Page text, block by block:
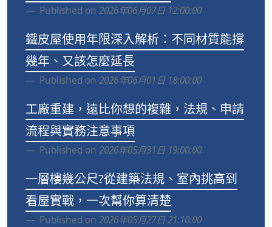
Published on 2026年06月07日 12:00:00
鐵皮屋使用年限深入解析：不同材質能撐
幾年、又該怎麼延長
Published on 2026年06月01日 18:00:00
工廠重建，遠比你想的複雜，法規、申請
流程與實務注意事項
Published on 2026年05月31日 19:00:00
一層樓幾公尺?從建築法規、室內挑高到
看屋實戰，一次幫你算清楚
Published on 2026年05月27日 21:10:00